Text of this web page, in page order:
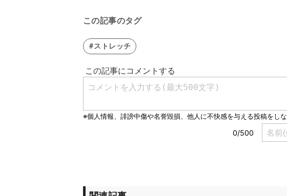
この記事のタグ
#ストレッチ